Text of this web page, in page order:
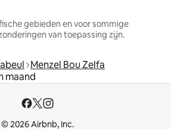
gebieden en voor sommige
van toepassing zijn.
Menzel Bou Zelfa
maand
© 2026 Airbnb, Inc.